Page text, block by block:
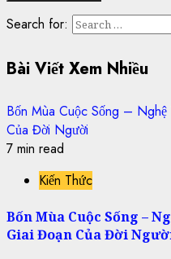
Search for:
Bài Viết Xem Nhiều
Bốn Mùa Cuộc Sống –
Của Đời Người
7 min read
Kiến Thức
Bốn Mùa Cuộc Sống –
Giai Đoạn Của Đời